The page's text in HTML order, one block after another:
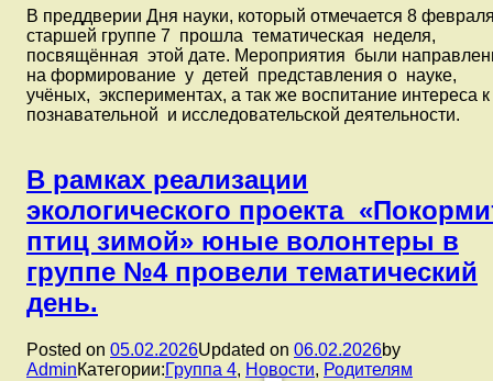
защитников
нашего
города
минутой
молчания,
посмотрели
освобождении
города,
спели
песни.
компенсирующей
группе
№10
прошло
интегрированное
занятие,
посвященное
В преддверии Дня науки, который отмечается 8
старшей группе 7 прошла тематическая неделя,
посвящённая этой дате. Мероприятия были
на формирование у детей представления о науке,
учёных, экспериментах, а так же воспитание интереса к
познавательной и исследовательской деятельности.
В рамках реализации
экологического проекта
птиц зимой» юные волонтеры в
группе №4 провели тематический
день.
Posted on 05.02.2026Updated on 06.02.2026by
AdminКатегории:Группа 4, Новости, Родителям